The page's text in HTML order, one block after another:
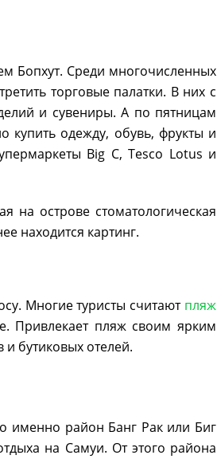
Бопхут. Среди многочисленных
торговые палатки. В них с
и сувениры. А по пятницам
купить одежду, обувь, фрукты и
Big C, Tesco Lotus и
на острове стоматологическая
находится картинг.
Многие туристы считают пляж
Привлекает пляж своим ярким
и бутиковых отелей.
именно район Банг Рак или Биг
на Самуи. От этого района